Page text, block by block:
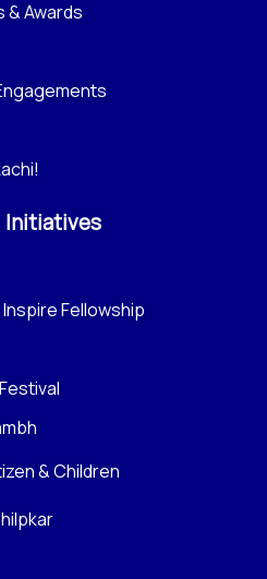
& Awards
Initiatives
Fellowship
& Children